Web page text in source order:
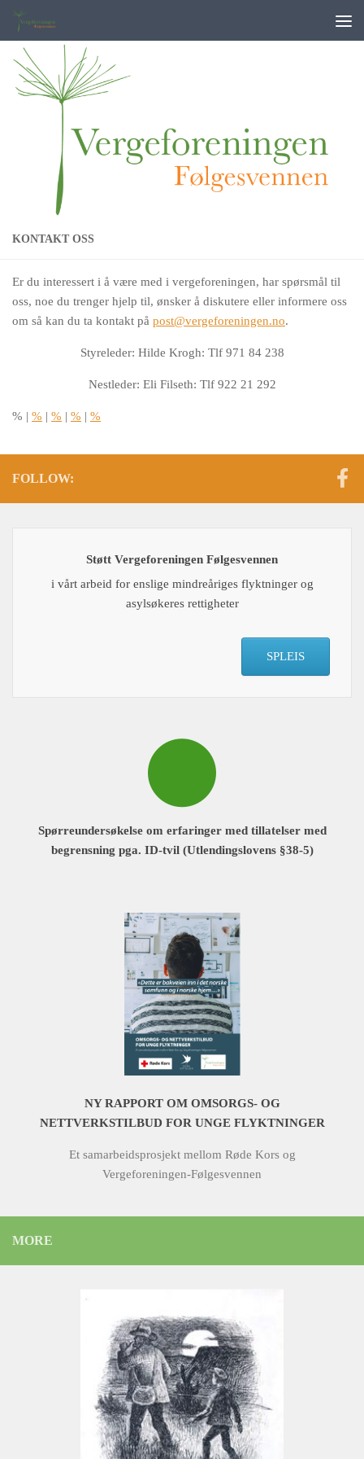
Skip to content
KONTAKT OSS
Er du interessert i å være med i vergeforeningen, har spørsmål til
oss, noe du trenger hjelp til, ønsker å diskutere eller informere oss
om så kan du ta kontakt på post@vergeforeningen.no.
Styreleder: Hilde Krogh: Tlf 971 84 238
Nestleder: Eli Filseth: Tlf 922 21 292
% | % | % | % | %
FOLLOW:
Støtt Vergeforeningen Følgesvennen
i vårt arbeid for enslige mindreåriges flyktninger og
asylsøkeres rettigheter
SPLEIS
Spørreundersøkelse om erfaringer med tillatelser med
begrensning pga. ID-tvil (Utlendingslovens §38-5)
NY RAPPORT OM OMSORGS- OG
NETTVERKSTILBUD FOR UNGE FLYKTNINGER
Et samarbeidsprosjekt mellom Røde Kors og
Vergeforeningen-Følgesvennen
MORE